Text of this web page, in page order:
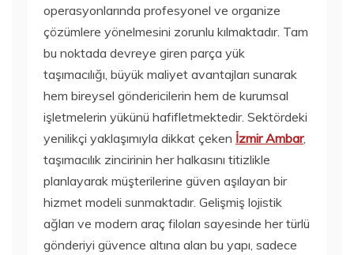
operasyonlarında profesyonel ve organize
çözümlere yönelmesini zorunlu kılmaktadır. Tam
bu noktada devreye giren parça yük
taşımacılığı, büyük maliyet avantajları sunarak
hem bireysel göndericilerin hem de kurumsal
işletmelerin yükünü hafifletmektedir. Sektördeki
yenilikçi yaklaşımıyla dikkat çeken İzmir Ambar,
taşımacılık zincirinin her halkasını titizlikle
planlayarak müşterilerine güven aşılayan bir
hizmet modeli sunmaktadır. Gelişmiş lojistik
ağları ve modern araç filoları sayesinde her türlü
gönderiyi güvence altına alan bu yapı, sadece